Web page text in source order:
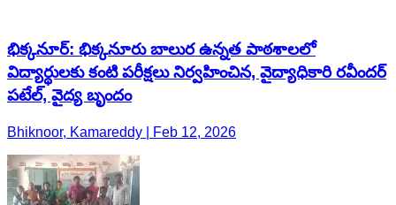
భిక్కనూర్: భిక్కనూరు బాలుర ఉన్నత పాఠశాలలో
విద్యార్థులకు కంటి పరీక్షలు నిర్వహించిన, వైద్యాధికారి రవీందర్
పటేల్, వైద్య బృందం
Bhiknoor, Kamareddy | Feb 12, 2026